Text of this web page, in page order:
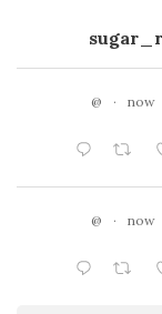
@ · now
@ · now